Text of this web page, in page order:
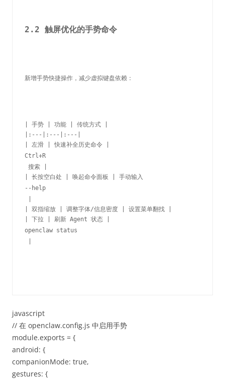
2.2 触屏优化的手势命令
新增手势快捷操作，减少虚拟键盘依赖：
| 手势 | 功能 | 传统方式 |
|:---|:---|:---|
| 左滑 | 快速补全历史命令 |
Ctrl+R
搜索 |
| 长按空白处 | 唤起命令面板 | 手动输入
--help
| 双指缩放 | 调整字体/信息密度 | 设置菜单翻找 |
| 下拉 | 刷新 Agent 状态 |
openclaw status
javascript
// 在 openclaw.config.js 中启用手势
module.exports = {
android: {
companionMode: true,
gestures: {